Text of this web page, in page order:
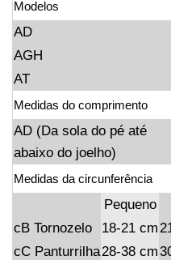
Modelos
AD
AGH
AT
Medidas do comprimento
AD (Da sola do pé até
abaixo do joelho)
Medidas da circunferência
Pequeno
cB Tornozelo
18-21 cm
cC Panturrilha28-38 cm